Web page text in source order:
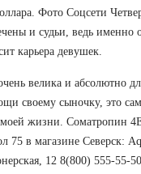
Фото Соцсети
и судьи, ведь именно
карьера девушек.
велика и абсолютно
своему сыночку, это
жизни. Cоматропин
75 в магазине Северск:
12 8(800) 555-55-